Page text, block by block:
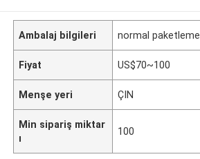
Ambalaj bilgileri normal paketleme
Fiyat US$70~100
Menşe yeri ÇIN
Min sipariş miktar
ı
100